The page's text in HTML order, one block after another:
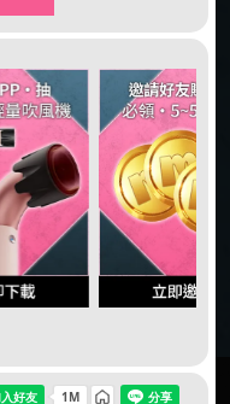
活動說明/登錄獎項